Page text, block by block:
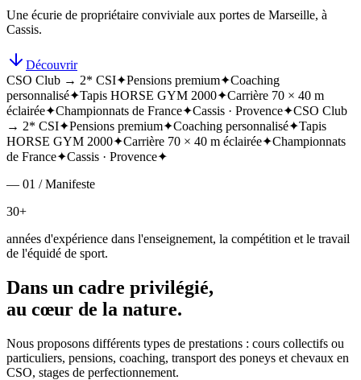
Une écurie de propriétaire conviviale aux portes de Marseille, à
Cassis.
Découvrir
CSO Club → 2* CSI✦Pensions premium✦Coaching
personnalisé✦Tapis HORSE GYM 2000✦Carrière 70 × 40 m
éclairée✦Championnats de France✦Cassis · Provence✦CSO Club
→ 2* CSI✦Pensions premium✦Coaching personnalisé✦Tapis
HORSE GYM 2000✦Carrière 70 × 40 m éclairée✦Championnats
de France✦Cassis · Provence✦
— 01 / Manifeste
30+
années d'expérience dans l'enseignement, la compétition et le travail
de l'équidé de sport.
Dans un cadre privilégié,
au cœur de la nature.
Nous proposons différents types de prestations : cours collectifs ou
particuliers, pensions, coaching, transport des poneys et chevaux en
CSO, stages de perfectionnement.